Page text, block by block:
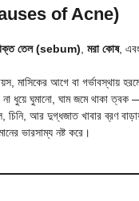
of Acne)
তেল (sebum) মরা কোষ,
মাসিকের আগে বা গর্ভাবস্থায়
ধুয়ে ঘুমানো, ঘাম জমে থাকা
চিনি, আর দুগ্ধজাত খাবার ব্রণ
ভারসাম্য নষ্ট করে।